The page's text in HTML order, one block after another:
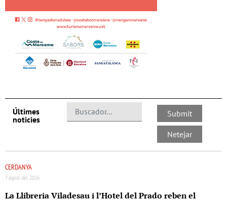
Últimes
noticies
CERDANYA
7 agost del 2026
La Llibreria Viladesau i l’Hotel del Prado reben el